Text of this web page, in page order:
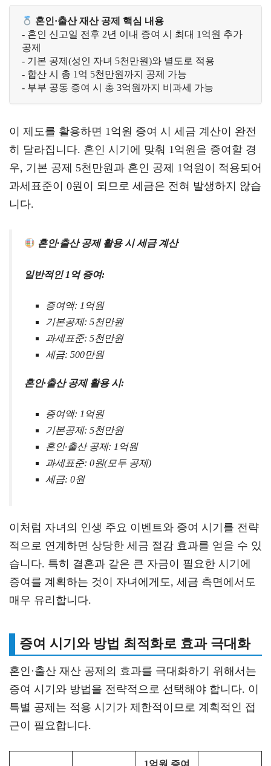
혼인·출산 재산 공제 핵심 내용
- 혼인 신고일 전후 2년 이내 증여 시 최대 1억원 추가
공제
- 기본 공제(성인 자녀 5천만원)와 별도로 적용
- 합산 시 총 1억 5천만원까지 공제 가능
- 부부 공동 증여 시 총 3억원까지 비과세 가능
이 제도를 활용하면 1억원 증여 시 세금 계산이 완전
히 달라집니다. 혼인 시기에 맞춰 1억원을 증여할 경
우, 기본 공제 5천만원과 혼인 공제 1억원이 적용되어
과세표준이 0원이 되므로 세금은 전혀 발생하지 않습
니다.
혼인·출산 공제 활용 시 세금 계산
일반적인 1억 증여:
증여액: 1억원
기본공제: 5천만원
과세표준: 5천만원
세금: 500만원
혼인·출산 공제 활용 시:
증여액: 1억원
기본공제: 5천만원
혼인·출산 공제: 1억원
과세표준: 0원(모두 공제)
세금: 0원
이처럼 자녀의 인생 주요 이벤트와 증여 시기를 전략
적으로 연계하면 상당한 세금 절감 효과를 얻을 수 있
습니다. 특히 결혼과 같은 큰 자금이 필요한 시기에
증여를 계획하는 것이 자녀에게도, 세금 측면에서도
매우 유리합니다.
증여 시기와 방법 최적화로 효과 극대화
혼인·출산 재산 공제의 효과를 극대화하기 위해서는
증여 시기와 방법을 전략적으로 선택해야 합니다. 이
특별 공제는 적용 시기가 제한적이므로 계획적인 접
근이 필요합니다.